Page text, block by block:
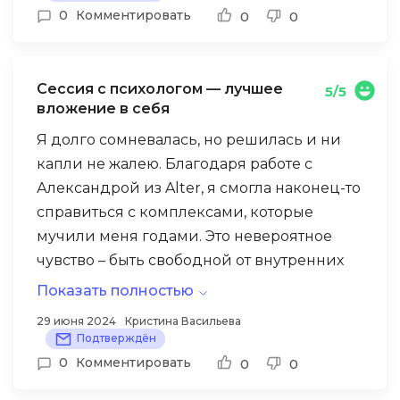
подобрала упражнения, которые точно
первые положительные изменения.
Рекомендую Татьяну всем, кто ищет
0 Комментировать 0 0
Сессия с психологом — лучшее
вложение в себя
5/5
Я долго сомневалась, но решилась и ни
капли не жалею. Благодаря работе с
Александрой из Alter, я смогла наконец-то
справиться с комплексами, которые
мучили меня годами. Это невероятное
чувство – быть свободной от внутренних
ограничений!
Подобрать специалиста, который
действительно поймет вас, может быть
непросто. Но в Alter этот процесс
Показать полностью
29 июня 2024
Кристина Васильева
Подтверждён
0 Комментировать 0 0